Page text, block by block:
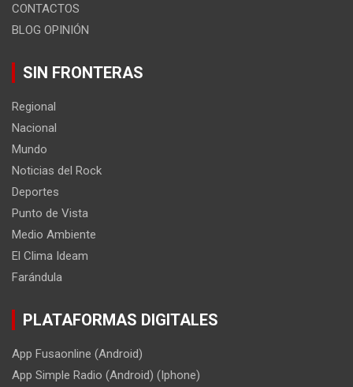
CONTACTOS
BLOG OPINIÓN
SIN FRONTERAS
Regional
Nacional
Mundo
Noticias del Rock
Deportes
Punto de Vista
Medio Ambiente
El Clima Ideam
Farándula
PLATAFORMAS DIGITALES
App Fusaonline (Android)
App Simple Radio (Android) (Iphone)